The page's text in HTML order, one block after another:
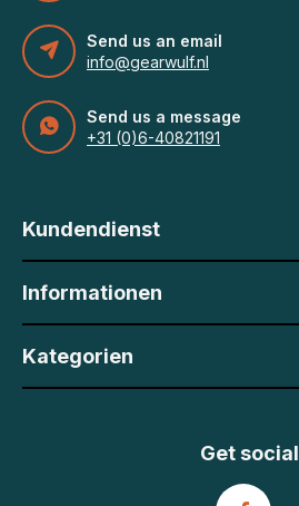
Send us an email
info@gearwulf.nl
Send us a message
+31 (0)6-40821191
Kundendienst
Informationen
Kategorien
Get social